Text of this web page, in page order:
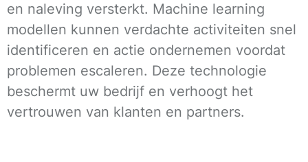
en naleving versterkt. Machine learning
modellen kunnen verdachte activiteiten snel
identificeren en actie ondernemen voordat
problemen escaleren. Deze technologie
beschermt uw bedrijf en verhoogt het
vertrouwen van klanten en partners.